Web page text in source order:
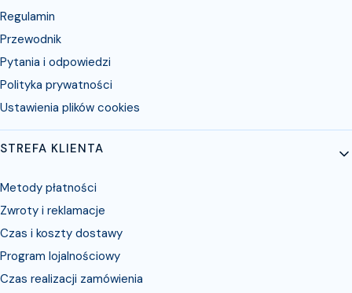
Regulamin
Przewodnik
Pytania i odpowiedzi
Polityka prywatności
Ustawienia plików cookies
STREFA KLIENTA
Metody płatności
Zwroty i reklamacje
Czas i koszty dostawy
Program lojalnościowy
Czas realizacji zamówienia